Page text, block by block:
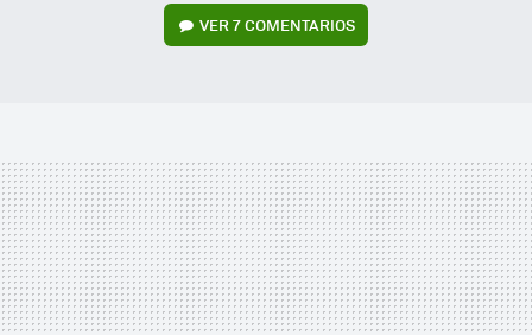
VER7 COMENTARIOS